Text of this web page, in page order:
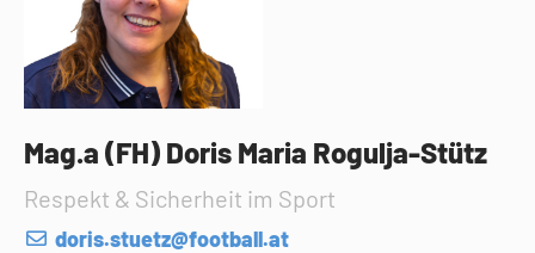
Mag.a (FH) Doris Maria Rogulja-Stütz
Respekt & Sicherheit im Sport
doris.stuetz@football.at